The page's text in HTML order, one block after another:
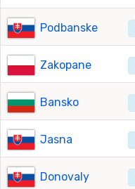
Podbanske
Zakopane
Bansko
Jasna
Donovaly